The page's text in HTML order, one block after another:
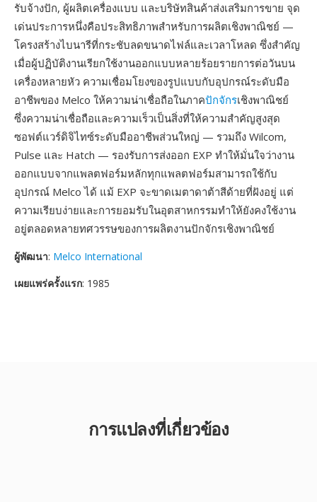
รับจ้างปัก, ผู้ผลิตเครื่องแบบ และบริษัทสินค้าส่งเสริมการขาย จุด
เด่นประการหนึ่งคือประสิทธิภาพสำหรับการผลิตเชิงพาณิชย์ —
โครงสร้างไบนารีที่กระชับลดขนาดไฟล์และเวลาโหลด ซึ่งสำคัญ
เมื่อผู้ปฏิบัติงานเรียกใช้งานออกแบบหลายร้อยรายการต่อวันบน
เครื่องหลายหัว ความเชื่อมโยงของรูปแบบกับอุปกรณ์ระดับมือ
อาชีพของ Melco ให้ความน่าเชื่อถือในภาคปักจักรเชิงพาณิชย์
ซึ่งความน่าเชื่อถือและความเร็วเป็นสิ่งที่ให้ความสำคัญสูงสุด
ซอฟต์แวร์ดิจิไทซ์ระดับมืออาชีพส่วนใหญ่ — รวมถึง Wilcom,
Pulse และ Hatch — รองรับการส่งออก EXP ทำให้มั่นใจว่างาน
ออกแบบจากแพลตฟอร์มหลักทุกแพลตฟอร์มสามารถใช้กับ
อุปกรณ์ Melco ได้ แม้ EXP จะขาดเมตาดาต้าสีด้ายที่ฝังอยู่ แต่
ความเรียบง่ายและการยอมรับในอุตสาหกรรมทำให้ยังคงใช้งาน
อยู่ตลอดหลายทศวรรษของการผลิตงานปักจักรเชิงพาณิชย์
ผู้พัฒนา: Melco International
เผยแพร่ครั้งแรก: 1985
การแปลงที่เกี่ยวข้อง